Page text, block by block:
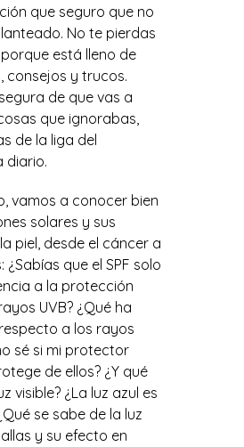
que seguro que no
No te pierdas
está lleno de
consejos y trucos.
de que vas a
que ignorabas,
de la liga del
diario.
vamos a conocer bien
solares y sus
piel, desde el cáncer a
¿Sabías que el SPF solo
a la protección
UVB? ¿Qué ha
a los rayos
sé si mi protector
de ellos? ¿Y qué
visible? ¿La luz azul es
se sabe de la luz
y su efecto en